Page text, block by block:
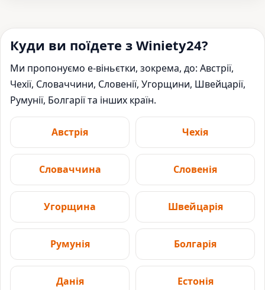
Куди ви поїдете з Winiety24?
Ми пропонуємо е-віньєтки, зокрема, до: Австрії,
Чехії, Словаччини, Словенії, Угорщини, Швейцарії,
Румунії, Болгарії та інших країн.
Австрія Чехія
Словаччина Словенія
Угорщина Швейцарія
Румунія Болгарія
Данія Естонія